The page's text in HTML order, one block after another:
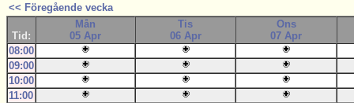
<< Föregående vecka
Tid:
Mån
05 Apr
Tis
06 Apr
Ons
07 Apr
08:00
09:00
10:00
11:00